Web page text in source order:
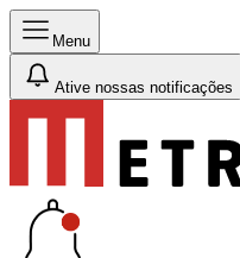
Menu
Ative nossas notificações